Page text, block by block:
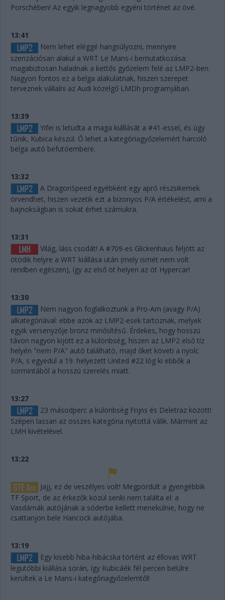
Porschében! Az egyik legnagyobb egyéni történet az övé.
13:41
Nem lehet eléggé hangsúlyozni, mennyire
szenzációsan alakul a WRT Le Mans-i bemutatkozása:
magabiztosan haladnak a kettős győzelem felé az LMP2-ben.
Nagyon fontos ez a belga alakulatnak, hiszen szerepet
terveznek vállalni az Audi közelgő LMDh programjában.
13:39
Yifei is letudta a maga kiállását a #41-essel, és úgy
tűnik, Kubica készül. Ő lehet a kategóriagyőzelemért harcoló
belga autó befutóembere.
13:32
A DragonSpeed egyébként egy apró részsikernek
örvendhet, hiszen vezetik ezt a bizonyos P/A értékelést, ami a
bajnokságban is sokat érhet számukra.
13:31
Világ, láss csodát! A #709-es Glickenhaus feljött az
ötödik helyre a WRT kiállása után (mely ismét nem volt
rendben egészen), így az első öt helyen az öt Hypercar!
13:30
Nem nagyon foglalkoztunk a Pro-Am (avagy P/A)
alkategóriával: ebbe azok az LMP2-esek tartoznak, melyek
egyik versenyzője bronz minősítésű. Érdekes, hogy hosszú
távon nagyon kijött ez a különbség, hiszen az LMP2 első tíz
helyén "nem P/A" autó található, majd őket követi a nyolc
P/A, s egyedül a 19. helyezett United #22 lóg ki ebbők a
sormintából a hosszú szerelés miatt.
13:27
23 másodperc a különbség Frijns és Deletraz között!
Szépen lassan az összes kategória nyitottá válik. Mármint az
LMH kivételével.
13:22
Jajj, ez de veszélyes volt! Megpördült a gyengébbik
TF Sport, de az érkezők közül senki nem találta el: a
Vasdámák autójának a sóderbe kellett menekülnie, hogy ne
csattanjon bele Hancock autójába.
13:19
Egy kisebb hiba-hibácska történt az éllovas WRT
legutóbbi kiállása során, így Kubicáék fél percen belülre
kerültek a Le Mans-i kategóriagyőzelemtől!